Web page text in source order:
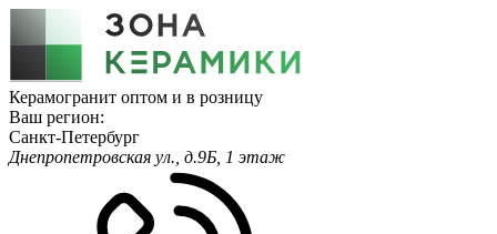
Керамогранит оптом и в розницу
Ваш регион:
Санкт-Петербург
Днепропетровская ул., д.9Б, 1 этаж